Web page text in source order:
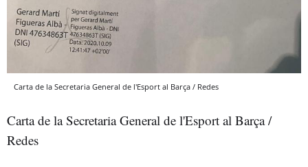
Carta de la Secretaria General de l'Esport al Barça / Redes
Carta de la Secretaria General de l'Esport al Barça /
Redes